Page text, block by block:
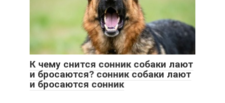
К чему снится сонник собаки лают
и бросаются? сонник собаки лают
и бросаются сонник